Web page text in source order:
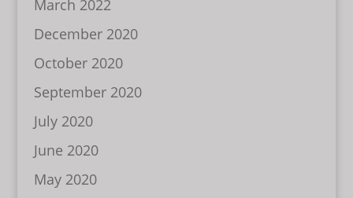
March 2022
December 2020
October 2020
September 2020
July 2020
June 2020
May 2020